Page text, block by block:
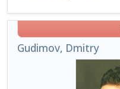
Gudimov, Dmitry